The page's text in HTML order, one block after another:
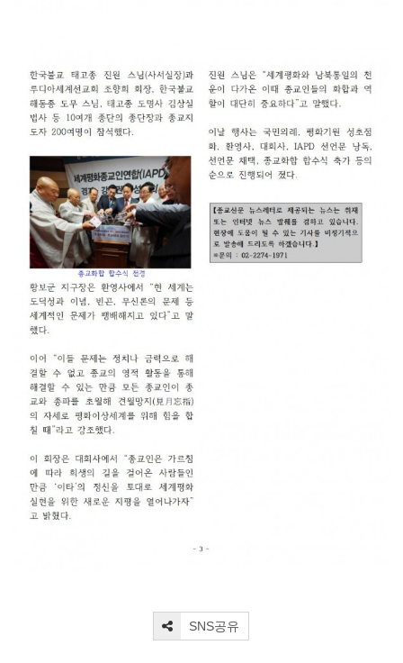
SNS공유